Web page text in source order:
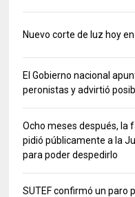
Nuevo corte de luz hoy
El Gobierno nacional
peronistas y advirtió
Ocho meses después, la
pidió públicamente a la
para poder despedirlo
SUTEF confirmó un paro